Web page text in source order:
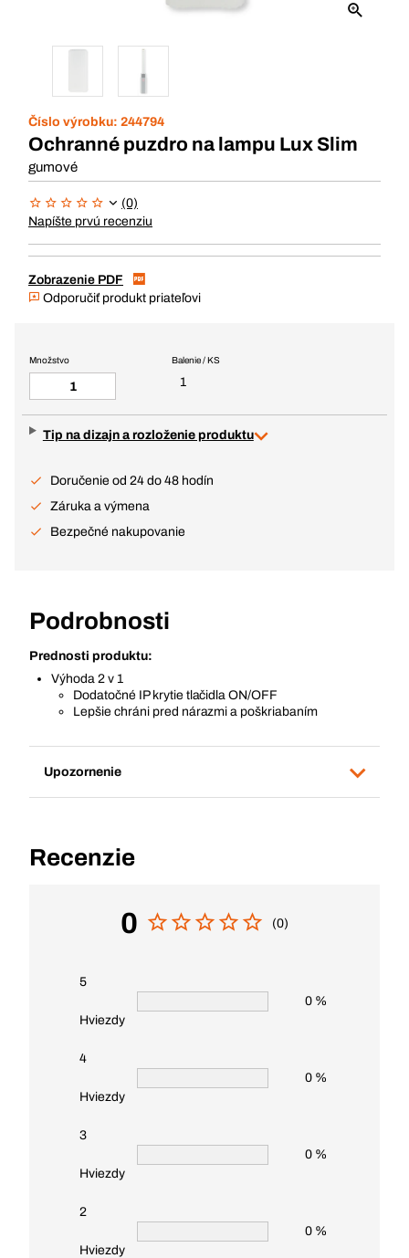
Číslo výrobku: 244794
Ochranné puzdro na lampu Lux Slim
gumové
(0)
Napíšte prvú recenziu
Zobrazenie PDF
Odporučiť produkt priateľovi
Balenie / KS
1
Množstvo
Tip na dizajn a rozloženie produktu
Doručenie od 24 do 48 hodín
Záruka a výmena
Bezpečné nakupovanie
Podrobnosti
Prednosti produktu:
Výhoda 2 v 1
Dodatočné IP krytie tlačidla ON/OFF
Lepšie chráni pred nárazmi a poškriabaním
Upozornenie
Recenzie
0 (0)
5
Hviezdy
0 %
4
Hviezdy
0 %
3
Hviezdy
0 %
2
Hviezdy
0 %